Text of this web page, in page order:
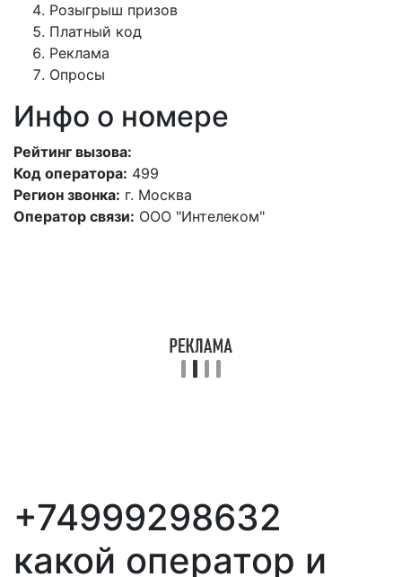
Розыгрыш призов
Платный код
Реклама
Опросы
Инфо о номере
Рейтинг вызова:
Код оператора: 499
Регион звонка: г. Москва
Оператор связи: ООО "Интелеком"
+74999298632
какой оператор и